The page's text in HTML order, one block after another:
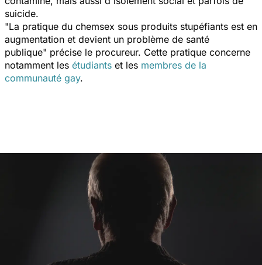
suicide.
"La pratique du chemsex sous produits stupéfiants est en
augmentation et devient un problème de santé
publique" précise le procureur. Cette pratique concerne
notamment les étudiants et les membres de la
communauté gay.